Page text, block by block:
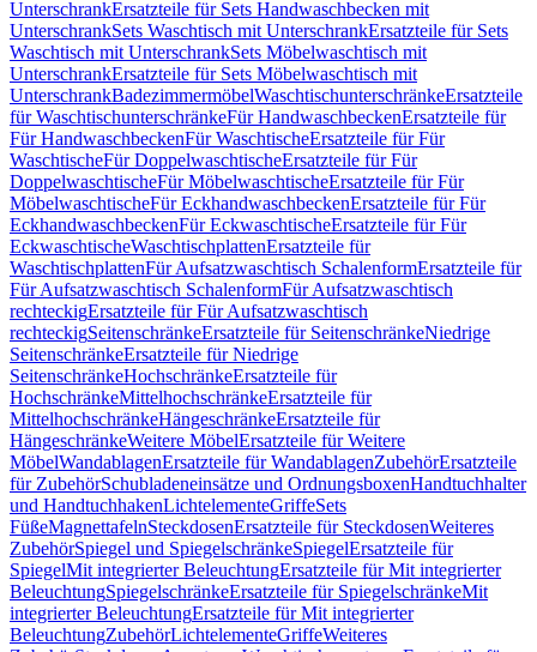
UnterschrankErsatzteile für Sets Handwaschbecken mit
UnterschrankSets Waschtisch mit UnterschrankErsatzteile für Sets
Waschtisch mit UnterschrankSets Möbelwaschtisch mit
UnterschrankErsatzteile für Sets Möbelwaschtisch mit
UnterschrankBadezimmermöbelWaschtischunterschränkeErsatzteile
für WaschtischunterschränkeFür HandwaschbeckenErsatzteile für
Für HandwaschbeckenFür WaschtischeErsatzteile für Für
WaschtischeFür DoppelwaschtischeErsatzteile für Für
DoppelwaschtischeFür MöbelwaschtischeErsatzteile für Für
MöbelwaschtischeFür EckhandwaschbeckenErsatzteile für Für
EckhandwaschbeckenFür EckwaschtischeErsatzteile für Für
EckwaschtischeWaschtischplattenErsatzteile für
WaschtischplattenFür Aufsatzwaschtisch SchalenformErsatzteile für
Für Aufsatzwaschtisch SchalenformFür Aufsatzwaschtisch
rechteckigErsatzteile für Für Aufsatzwaschtisch
rechteckigSeitenschränkeErsatzteile für SeitenschränkeNiedrige
SeitenschränkeErsatzteile für Niedrige
SeitenschränkeHochschränkeErsatzteile für
HochschränkeMittelhochschränkeErsatzteile für
MittelhochschränkeHängeschränkeErsatzteile für
HängeschränkeWeitere MöbelErsatzteile für Weitere
MöbelWandablagenErsatzteile für WandablagenZubehörErsatzteile
für ZubehörSchubladeneinsätze und OrdnungsboxenHandtuchhalter
und HandtuchhakenLichtelementeGriffeSets
FüßeMagnettafelnSteckdosenErsatzteile für SteckdosenWeiteres
ZubehörSpiegel und SpiegelschränkeSpiegelErsatzteile für
SpiegelMit integrierter BeleuchtungErsatzteile für Mit integrierter
BeleuchtungSpiegelschränkeErsatzteile für SpiegelschränkeMit
integrierter BeleuchtungErsatzteile für Mit integrierter
BeleuchtungZubehörLichtelementeGriffeWeiteres